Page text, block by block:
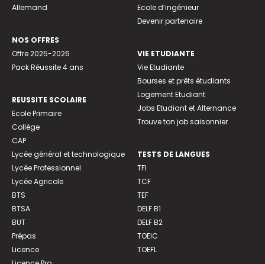
Allemand
NOS OFFRES
Offre 2025-2026
Pack Réussite 4 ans
REUSSITE SCOLAIRE
Ecole Primaire
Collège
CAP
Lycée général et technologique
Lycée Professionnel
Lycée Agricole
BTS
BTSA
BUT
Prépas
Licence
Ecole d’ingénieur
Devenir partenaire
VIE ETUDIANTE
Vie Etudiante
Bourses et prêts étudiants
Logement Etudiant
Jobs Etudiant et Alternance
Trouve ton job saisonnier
TESTS DE LANGUES
TFI
TCF
TEF
DELF B1
DELF B2
TOEIC
TOEFL